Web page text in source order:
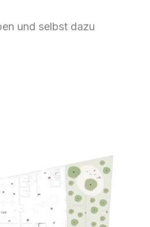
und selbst dazu